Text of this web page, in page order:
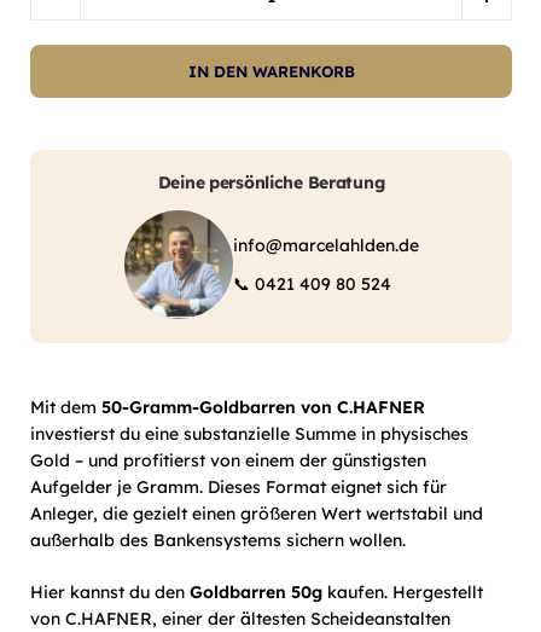
IN DEN WARENKORB
Deine persönliche Beratung
info@marcelahlden.de
📞 0421 409 80 524
Mit dem 50-Gramm-Goldbarren von C.HAFNER
investierst du eine substanzielle Summe in physisches
Gold – und profitierst von einem der günstigsten
Aufgelder je Gramm. Dieses Format eignet sich für
Anleger, die gezielt einen größeren Wert wertstabil und
außerhalb des Bankensystems sichern wollen.
Hier kannst du den Goldbarren 50g kaufen. Hergestellt
von C.HAFNER, einer der ältesten Scheideanstalten